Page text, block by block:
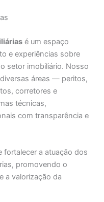
é um espaço
e experiências sobre
setor imobiliário. Nosso
áreas — peritos,
corretores e
técnicas,
com transparência e
fortalecer a atuação dos
promovendo o
a valorização da